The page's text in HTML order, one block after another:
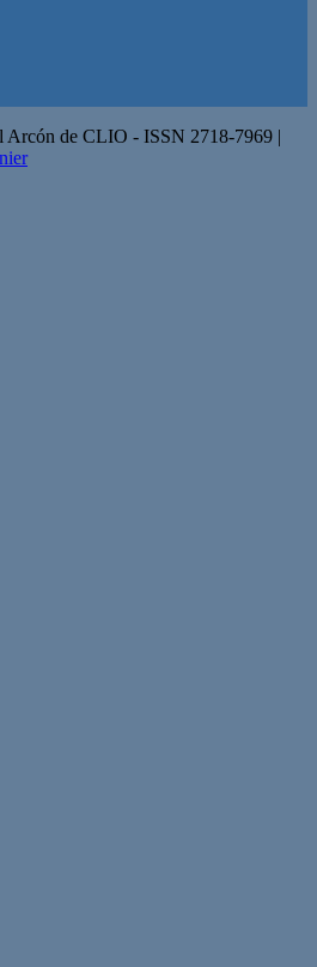
Arcón de CLIO - ISSN 2718-7969 |